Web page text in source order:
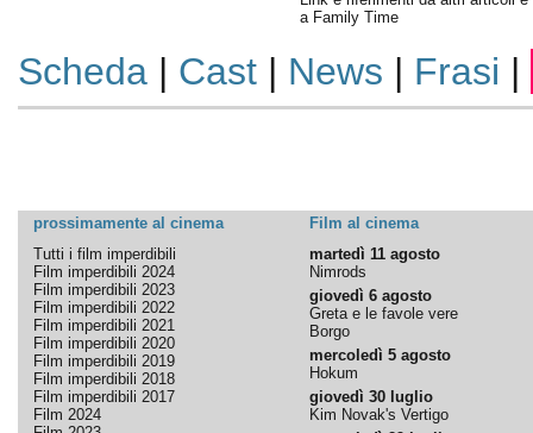
a Family Time
Scheda| Cast| News | Frasi |
prossimamente al cinema
Film al cinema
Tutti i film imperdibili
Film imperdibili 2024
Film imperdibili 2023
Film imperdibili 2022
Film imperdibili 2021
Film imperdibili 2020
Film imperdibili 2019
Film imperdibili 2018
Film imperdibili 2017
Film 2024
martedì 11 agosto
Nimrods
giovedì 6 agosto
Greta e le favole vere
Borgo
mercoledì 5 agosto
Hokum
giovedì 30 luglio
Kim Novak's Vertigo